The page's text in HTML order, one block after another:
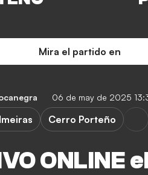
Mira el partido en
06 de may de 2025
ONLINE
Cerro Porteño